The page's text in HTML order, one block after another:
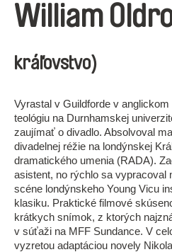
William
kráľovstvo)
Vyrastal v Guildforde v
teológiu na Durnhamskej
zaujímať o divadlo. Absolvoval
divadelnej réžie na londýnskej
dramatického umenia (RADA).
asistent, no rýchlo sa vypracoval
scéne londýnskeho Young Vicu
klasiku. Praktické filmové
krátkych snímok, z ktorých
v súťaži na MFF Sundance. V
vyzretou adaptáciou novely